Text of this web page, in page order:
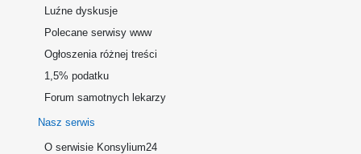
Luźne dyskusje
Polecane serwisy www
Ogłoszenia różnej treści
1,5% podatku
Forum samotnych lekarzy
Nasz serwis
O serwisie Konsylium24